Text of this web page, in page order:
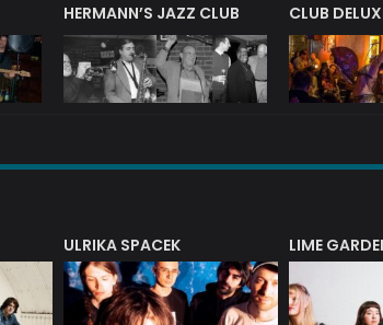
HERMANN’S JAZZ CLUB CLUB
ULRIKA SPACEK LIME